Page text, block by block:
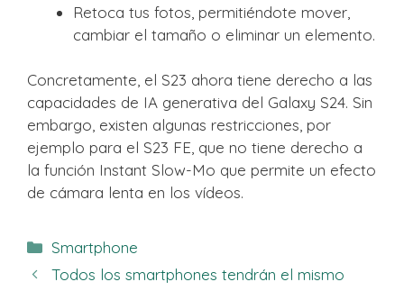
Retoca tus fotos, permitiéndote mover,
cambiar el tamaño o eliminar un elemento.
Concretamente, el S23 ahora tiene derecho a las
capacidades de IA generativa del Galaxy S24. Sin
embargo, existen algunas restricciones, por
ejemplo para el S23 FE, que no tiene derecho a
la función Instant Slow-Mo que permite un efecto
de cámara lenta en los vídeos.
Categorías
Smartphone
Todos los smartphones tendrán el mismo